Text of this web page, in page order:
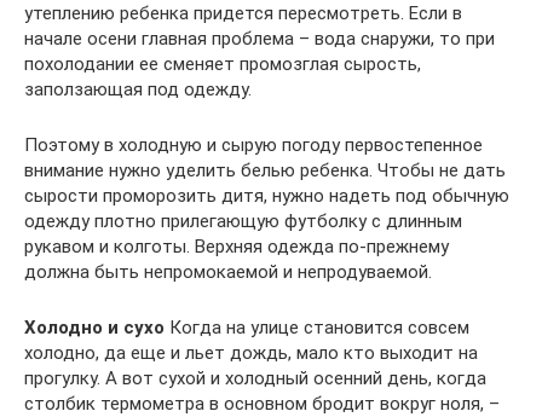
утеплению ребенка придется пересмотреть. Если в
начале осени главная проблема – вода снаружи, то при
похолодании ее сменяет промозглая сырость,
заползающая под одежду.
Поэтому в холодную и сырую погоду первостепенное
внимание нужно уделить белью ребенка. Чтобы не дать
сырости проморозить дитя, нужно надеть под обычную
одежду плотно прилегающую футболку с длинным
рукавом и колготы. Верхняя одежда по-прежнему
должна быть непромокаемой и непродуваемой.
Холодно и сухо Когда на улице становится совсем
холодно, да еще и льет дождь, мало кто выходит на
прогулку. А вот сухой и холодный осенний день, когда
столбик термометра в основном бродит вокруг ноля, –